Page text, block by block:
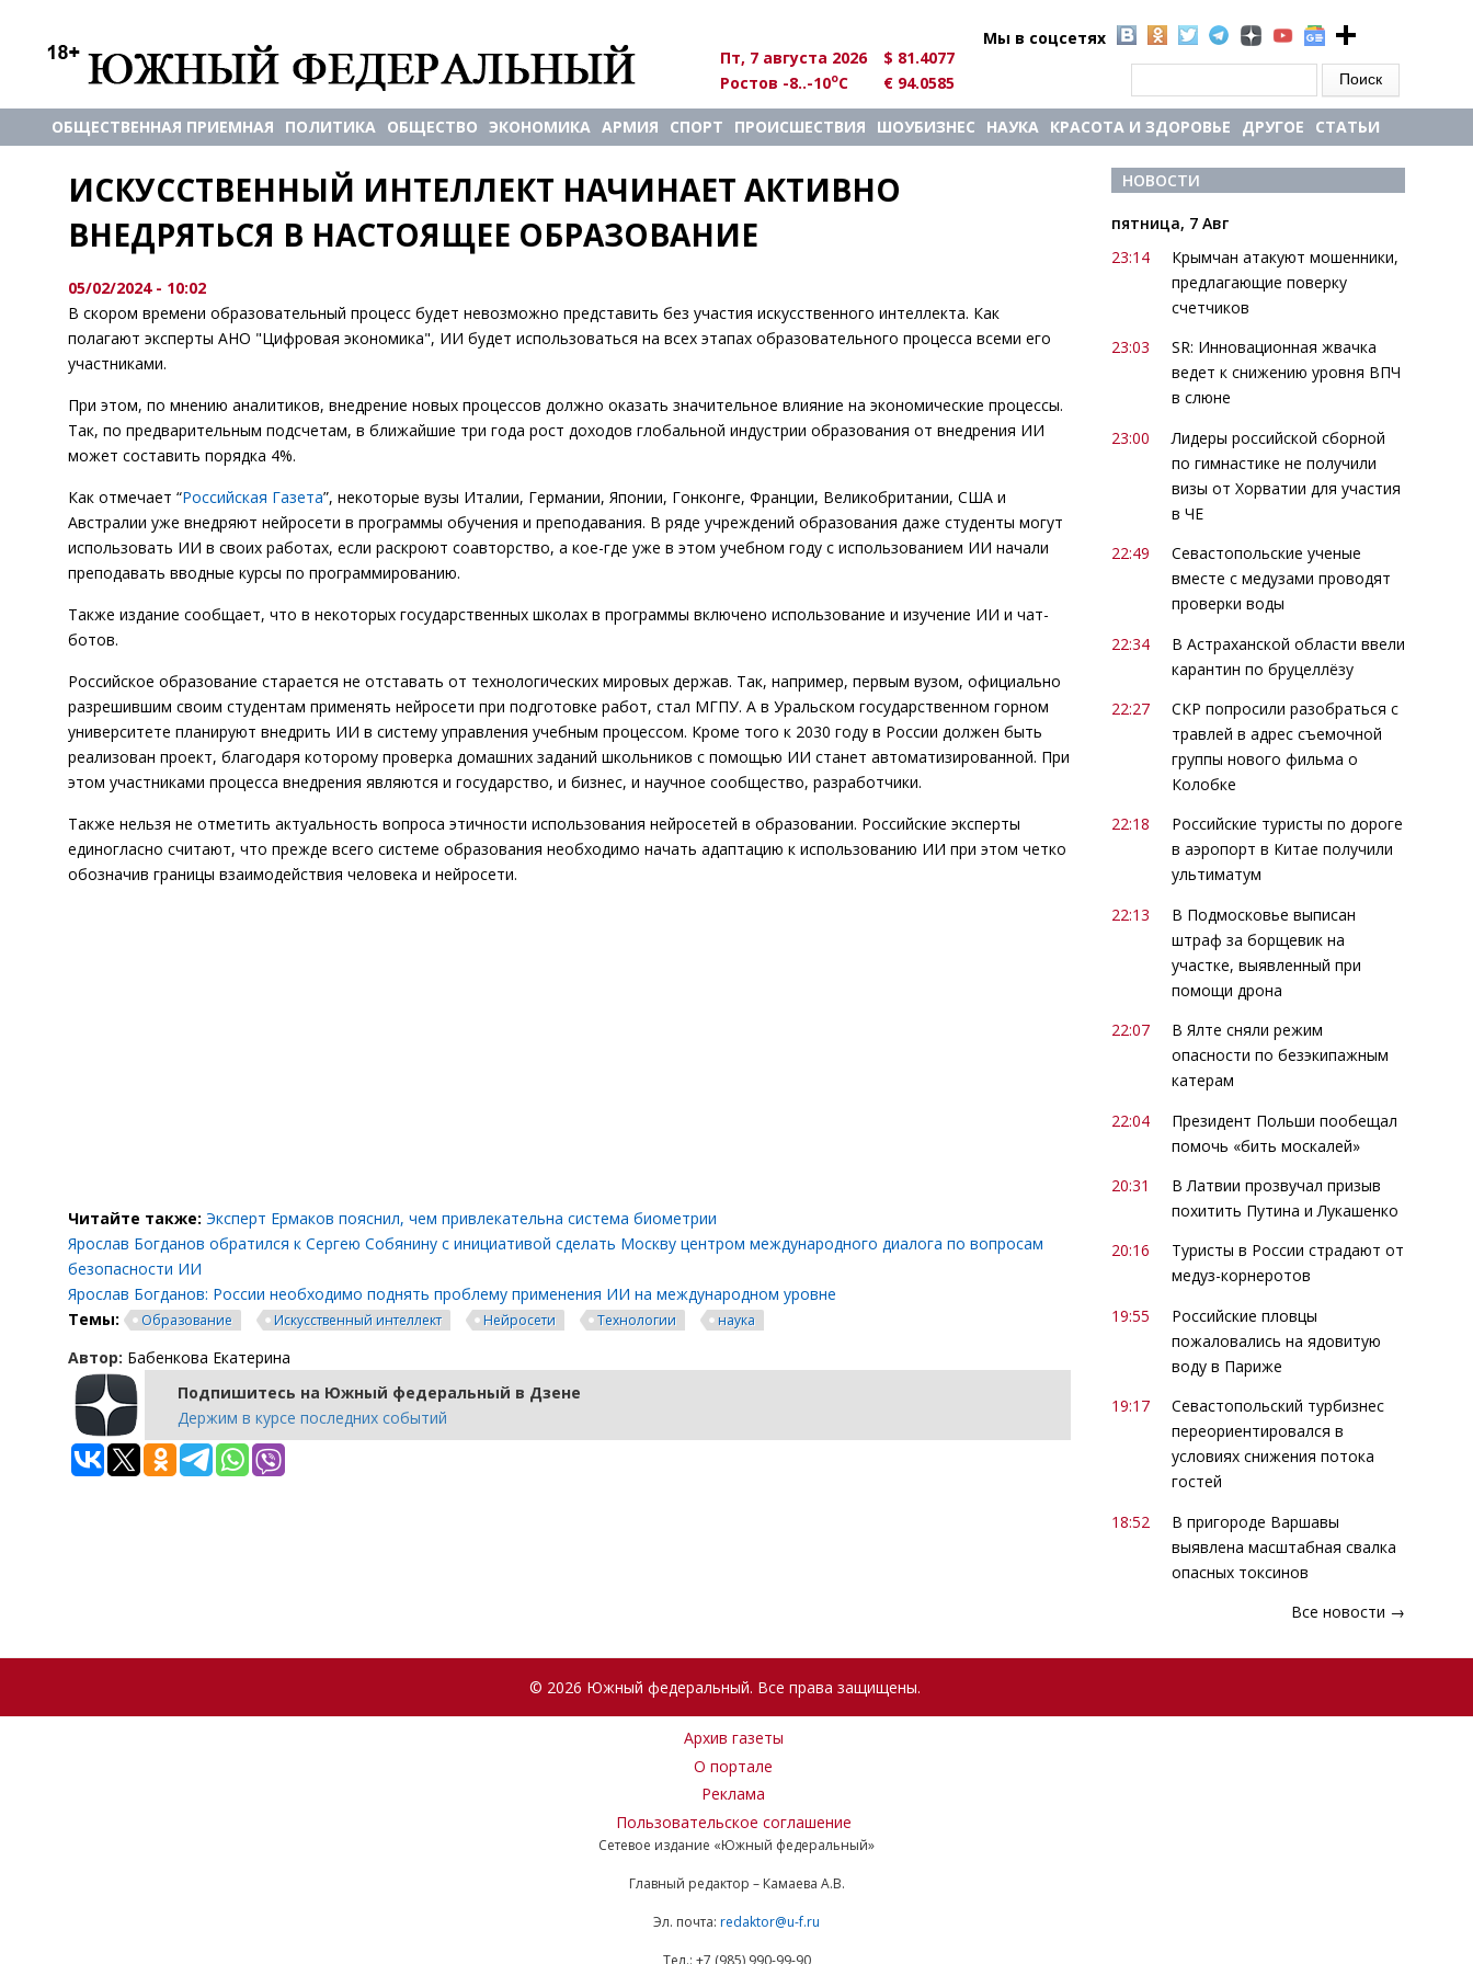
Мы в соцсетях
Пт, 7 августа 2026
$ 81.4077
Ростов -8..-10oC € 94.0585
ОБЩЕСТВЕННАЯ ПРИЕМНАЯ ПОЛИТИКА ОБЩЕСТВО ЭКОНОМИКА АРМИЯ СПОРТ ПРОИСШЕСТВИЯ ШОУБИЗНЕС НАУКА КРАСОТА И ЗДОРОВЬЕ ДРУГОЕ СТАТЬИ
ИСКУССТВЕННЫЙ ИНТЕЛЛЕКТ НАЧИНАЕТ АКТИВНО
ВНЕДРЯТЬСЯ В НАСТОЯЩЕЕ ОБРАЗОВАНИЕ
05/02/2024 - 10:02
В скором времени образовательный процесс будет невозможно представить без участия искусственного интеллекта. Как
полагают эксперты АНО "Цифровая экономика", ИИ будет использоваться на всех этапах образовательного процесса всеми его
участниками.
При этом, по мнению аналитиков, внедрение новых процессов должно оказать значительное влияние на экономические процессы.
Так, по предварительным подсчетам, в ближайшие три года рост доходов глобальной индустрии образования от внедрения ИИ
может составить порядка 4%.
Как отмечает “Российская Газета”, некоторые вузы Италии, Германии, Японии, Гонконге, Франции, Великобритании, США и
Австралии уже внедряют нейросети в программы обучения и преподавания. В ряде учреждений образования даже студенты могут
использовать ИИ в своих работах, если раскроют соавторство, а кое-где уже в этом учебном году с использованием ИИ начали
преподавать вводные курсы по программированию.
Также издание сообщает, что в некоторых государственных школах в программы включено использование и изучение ИИ и чат-
ботов.
Российское образование старается не отставать от технологических мировых держав. Так, например, первым вузом, официально
разрешившим своим студентам применять нейросети при подготовке работ, стал МГПУ. А в Уральском государственном горном
университете планируют внедрить ИИ в систему управления учебным процессом. Кроме того к 2030 году в России должен быть
реализован проект, благодаря которому проверка домашних заданий школьников с помощью ИИ станет автоматизированной. При
этом участниками процесса внедрения являются и государство, и бизнес, и научное сообщество, разработчики.
Также нельзя не отметить актуальность вопроса этичности использования нейросетей в образовании. Российские эксперты
единогласно считают, что прежде всего системе образования необходимо начать адаптацию к использованию ИИ при этом четко
обозначив границы взаимодействия человека и нейросети.
Читайте также: Эксперт Ермаков пояснил, чем привлекательна система биометрии
Ярослав Богданов обратился к Сергею Собянину с инициативой сделать Москву центром международного диалога по вопросам
безопасности ИИ
Ярослав Богданов: России необходимо поднять проблему применения ИИ на международном уровне
Темы:
Образование Искусственный интеллект Нейросети Технологии наука
Автор: Бабенкова Екатерина
Подпишитесь на Южный федеральный в Дзене
Держим в курсе последних событий
НОВОСТИ
пятница, 7 Авг
23:14
Крымчан атакуют мошенники,
предлагающие поверку
счетчиков
23:03
SR: Инновационная жвачка
ведет к снижению уровня ВПЧ
в слюне
23:00
Лидеры российской сборной
по гимнастике не получили
визы от Хорватии для участия
в ЧЕ
22:49
Севастопольские ученые
вместе с медузами проводят
проверки воды
22:34
В Астраханской области ввели
карантин по бруцеллёзу
22:27
СКР попросили разобраться с
травлей в адрес съемочной
группы нового фильма о
Колобке
22:18
Российские туристы по дороге
в аэропорт в Китае получили
ультиматум
22:13
В Подмосковье выписан
штраф за борщевик на
участке, выявленный при
помощи дрона
22:07
В Ялте сняли режим
опасности по безэкипажным
катерам
22:04
Президент Польши пообещал
помочь «бить москалей»
20:31
В Латвии прозвучал призыв
похитить Путина и Лукашенко
20:16
Туристы в России страдают от
медуз-корнеротов
19:55
Российские пловцы
пожаловались на ядовитую
воду в Париже
19:17
Севастопольский турбизнес
переориентировался в
условиях снижения потока
гостей
18:52
В пригороде Варшавы
выявлена масштабная свалка
опасных токсинов
Все новости →
© 2026 Южный федеральный. Все права защищены.
Архив газеты
О портале
Реклама
Пользовательское соглашение
Сетевое издание «Южный федеральный»
Главный редактор – Камаева А.В.
Эл. почта: redaktor@u-f.ru
Тел.: +7 (985) 990-99-90